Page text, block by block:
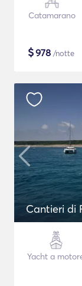
Catamarano
$978 /notte
Cantieri di
Yacht a